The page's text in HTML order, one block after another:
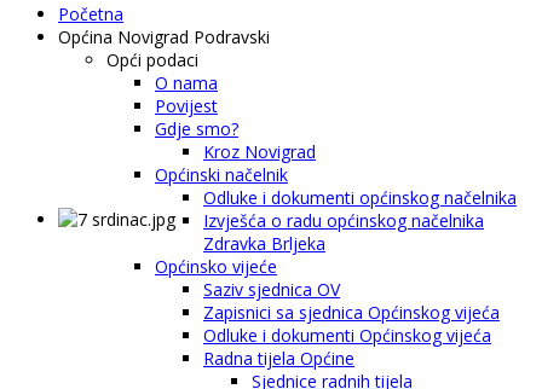
Početna
Općina Novigrad Podravski
Opći podaci
O nama
Povijest
Gdje smo?
Kroz Novigrad
Općinski načelnik
Odluke i dokumenti općinskog načelnika
Izvješća o radu općinskog načelnika
Zdravka Brljeka
Općinsko vijeće
Saziv sjednica OV
Zapisnici sa sjednica Općinskog vijeća
Odluke i dokumenti Općinskog vijeća
Radna tijela Općine
Sjednice radnih tijela